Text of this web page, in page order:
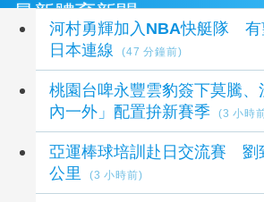
最新體育新聞
河村勇輝加入NBA快艇隊 有
日本連線
(47 分鐘前)
桃園台啤永豐雲豹簽下莫騰、
內一外」配置拚新賽季
(3 小時
亞運棒球培訓赴日交流賽 劉
公里
(3 小時前)